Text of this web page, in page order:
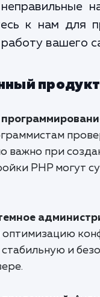
к нам для
вашего
важно при
PHP могут
стабильную и